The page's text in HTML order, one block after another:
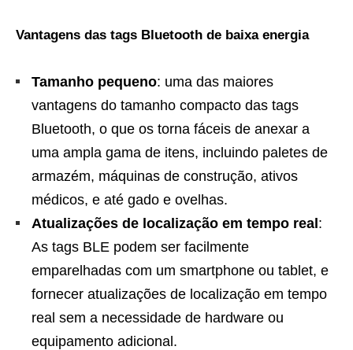
Vantagens das tags Bluetooth de baixa energia
Tamanho pequeno: uma das maiores
vantagens do tamanho compacto das tags
Bluetooth, o que os torna fáceis de anexar a
uma ampla gama de itens, incluindo paletes de
armazém, máquinas de construção, ativos
médicos, e até gado e ovelhas.
Atualizações de localização em tempo real:
As tags BLE podem ser facilmente
emparelhadas com um smartphone ou tablet, e
fornecer atualizações de localização em tempo
real sem a necessidade de hardware ou
equipamento adicional.